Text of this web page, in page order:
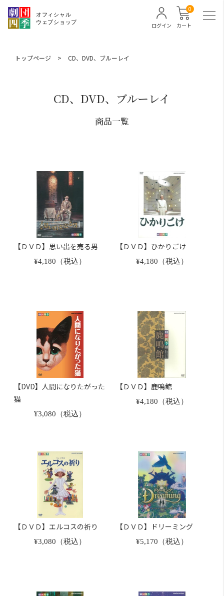
カート
0
ログイン
トップページ > CD、DVD、ブルーレイ
CD、DVD、ブルーレイ
商品一覧
【ＤＶＤ】思い出を売る男
¥4,180（税込）
【ＤＶＤ】ひかりごけ
¥4,180（税込）
【DVD】人間になりたがった
猫
¥3,080（税込）
【ＤＶＤ】鹿鳴館
¥4,180（税込）
【ＤＶＤ】エルコスの祈り
¥3,080（税込）
【ＤＶＤ】ドリーミング
¥5,170（税込）